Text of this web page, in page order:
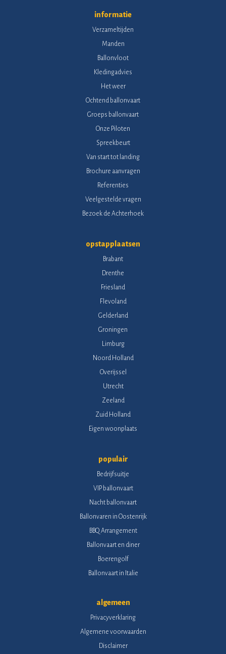
informatie
Verzameltijden
Manden
Ballonvloot
Kledingadvies
Het weer
Ochtend ballonvaart
Groeps ballonvaart
Onze Piloten
Spreekbeurt
Van start tot landing
Brochure aanvragen
Referenties
Veelgestelde vragen
Bezoek de Achterhoek
opstapplaatsen
Brabant
Drenthe
Friesland
Flevoland
Gelderland
Groningen
Limburg
Noord Holland
Overijssel
Utrecht
Zeeland
Zuid Holland
Eigen woonplaats
populair
Bedrijfsuitje
VIP ballonvaart
Nacht ballonvaart
Ballonvaren in Oostenrijk
BBQ Arrangement
Ballonvaart en diner
Boerengolf
Ballonvaart in Italie
algemeen
Privacyverklaring
Algemene voorwaarden
Disclaimer